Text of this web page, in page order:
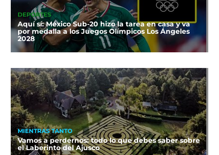
DEPORTES
Aquí sí: México Sub-20 hizo la tarea en casa y va
por medalla a los Juegos Olímpicos Los Ángeles
2028
MIENTRAS TANTO
Vamos a perdernos: todo lo que debes saber sobre
el Laberinto del Ajusco